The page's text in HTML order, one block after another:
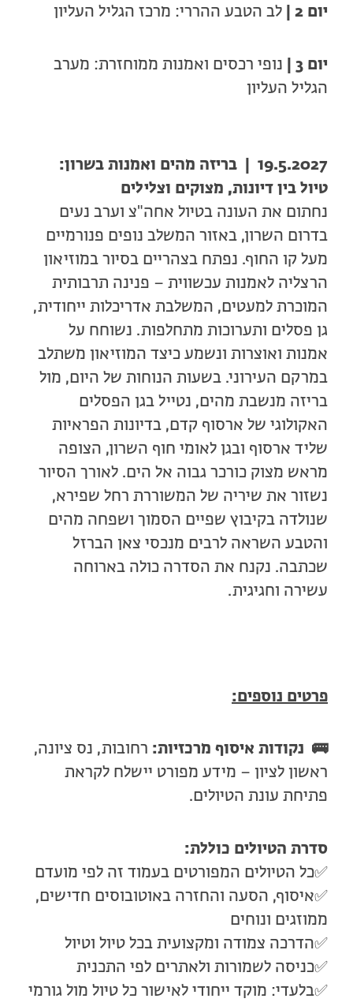
יום 2 | לב הטבע ההררי: מרכז הגליל העליון
יום 3 |
נופי רכסים ואמנות ממוחזרת: מערב
הגליל העליון
19.5.2027 | בריזה מהים ואמנות בשרון:
טיול בין דיונות, מצוקים וצלילים
נחתום את העונה בטיול אחה"צ וערב נעים
בדרום השרון, באזור המשלב נופים פנורמיים
מעל קו החוף. נפתח בצהריים בסיור במוזיאון
הרצליה לאמנות עכשווית – פנינה תרבותית
המוכרת למעטים, המשלבת אדריכלות ייחודית,
גן פסלים ותערוכות מתחלפות. נשוחח על
אמנות ואוצרות ונשמע כיצד המוזיאון משתלב
במרקם העירוני. בשעות הנוחות של היום, מול
בריזה מנשבת מהים, נטייל בגן הפסלים
האקולוגי של ארסוף קדם, בדיונות הפראיות
שליד ארסוף ובגן לאומי חוף השרון, הצופה
מראש מצוק כורכר גבוה אל הים. לאורך הסיור
נשזור את שיריה של המשוררת רחל שפירא,
שנולדה בקיבוץ שפיים הסמוך ושפחה מהים
והטבע השראה לרבים מנכסי צאן הברזל
שכתבה. נקנח את הסדרה כולה בארוחה
עשירה וחגיגית.
פרטים נוספים:
🚌 נקודות איסוף מרכזיות: רחובות, נס ציונה,
ראשון לציון – מידע מפורט יישלח לקראת
פתיחת עונת הטיולים.
סדרת הטיולים כוללת:
✅כל הטיולים המפורטים בעמוד זה לפי מועדם
✅איסוף, הסעה והחזרה באוטובוסים חדישים,
ממוזגים ונוחים
✅הדרכה צמודה ומקצועית בכל טיול וטיול
✅כניסה לשמורות ולאתרים לפי התכנית
✅בלעדי: מוקד ייחודי לאישור כל טיול מול גורמי